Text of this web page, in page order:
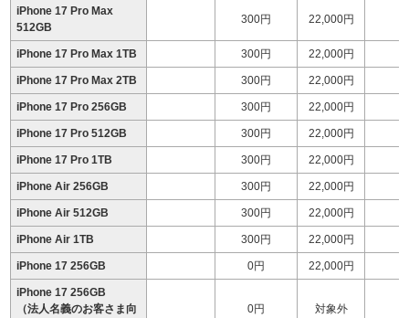
iPhone 17 Pro Max
512GB
300円 22,000円
iPhone 17 Pro Max 1TB 300円 22,000円
iPhone 17 Pro Max 2TB 300円 22,000円
iPhone 17 Pro 256GB 300円 22,000円
iPhone 17 Pro 512GB 300円 22,000円
iPhone 17 Pro 1TB 300円 22,000円
iPhone Air 256GB 300円 22,000円
iPhone Air 512GB 300円 22,000円
iPhone Air 1TB 300円 22,000円
iPhone 17 256GB 0円 22,000円
iPhone 17 256GB
（法人名義のお客さま向
0円 対象外